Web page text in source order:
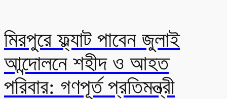
মিরপুরে ফ্ল্যাট পাবেন জুলাই
আন্দোলনে শহীদ ও আহত
পরিবার: গণপূর্ত প্রতিমন্ত্রী